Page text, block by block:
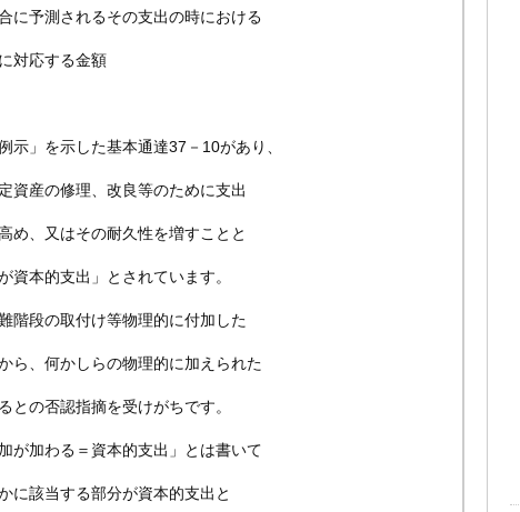
予測されるその支出の時における
対応する金額
示」を示した基本通達37－10があり、
資産の修理、改良等のために支出
め、又はその耐久性を増すことと
資本的支出」とされています。
階段の取付け等物理的に付加した
ら、何かしらの物理的に加えられた
との否認指摘を受けがちです。
が加わる＝資本的支出」とは書いて
に該当する部分が資本的支出と